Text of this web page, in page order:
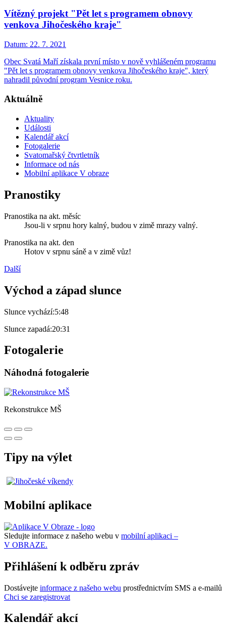
Vítězný projekt "Pět let s programem obnovy
venkova Jihočeského kraje"
Datum: 22. 7. 2021
Obec Svatá Maří získala první místo v nově vyhlášeném programu
"Pět let s programem obnovy venkova Jihočeského kraje", který
nahradil původní program Vesnice roku.
Aktuálně
Aktuality
Události
Kalendář akcí
Fotogalerie
Svatomařský čtvrtletník
Informace od nás
Mobilní aplikace V obraze
Pranostiky
Pranostika na akt. měsíc
Jsou-li v srpnu hory kalný, budou v zimě mrazy valný.
Pranostika na akt. den
Hotov v srpnu sáně a v zimě vůz!
Další
Východ a západ slunce
Slunce vychází:5:48
Slunce zapadá:20:31
Fotogalerie
Náhodná fotogalerie
Rekonstrukce MŠ
Tipy na výlet
Mobilní aplikace
Sledujte informace z našeho webu v mobilní aplikaci –
V OBRAZE.
Přihlášení k odběru zpráv
Dostávejte informace z našeho webu prostřednictvím SMS a e-mailů
Chci se zaregistrovat
Kalendář akcí